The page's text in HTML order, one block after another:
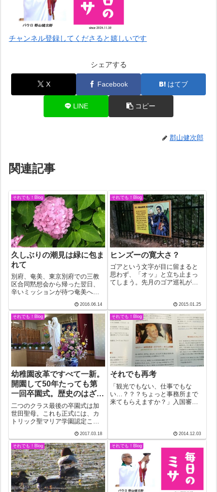
チャンネル登録してくださると嬉しいです
シェアする
X Facebook はてブ
LINE コピー
郡山健次郎
関連記事
それでも！Blog
久しぶりの潮見は緑に包ま
れて
別府、奄美、東京別府での三教
区合同黙想会から帰った翌日、
辛いミッションが待つ奄美へ。1
のホルン奏者を目指して修業中
の甥との夕食は彼好みの牛タン
定食。有楽町のガード下の店に
入ったが電車の音が気にならな
い。牛タンその...
2016.06.14
それでも！Blog
ヒンズーの寛大さ？
ゴアという文字が目に留まると
思わず、「オッ」と立ち止まっ
てしまう。先月のゴア巡礼がま
飛び込んだ記事は、 “ゴア州政府
の援助を巡り信者分裂 “というも
のだった。実は、今月14日
（水...
2015.01.25
それでも！Blog
幼稚園改革ですべて一新。
開園して50年たっても第
一回卒園式。歴史のはざま
で巣立った21名。
二つのクラス最後の卒園式は加
世田聖母。これも正式には、カ
トリック聖マリア学園認定こど
ここでは、卒園証書ではなく保
育証書授与式。「以下同文」が
導入されていたのでスムーズ。
縦割り保育によるモンテッソー
リ幼稚園でのクラ...
2017.03.18
それでも！Blog
それでも再考
「観光でもない、仕事でもな
い…？？？ちょっと事務所まで
来てもらえますか？」入国審査
あらわにした。出入国のスタン
プがあまりにも多かったから
だ。「で、どこから来...
2014.12.03
それでも！Blog それでも！Blog